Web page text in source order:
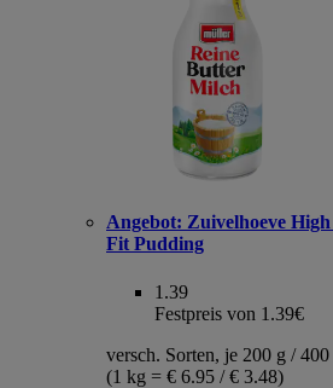
Angebot: Zuivelhoeve
Fit Pudding
1.39
Festpreis von 1.39€
versch. Sorten, je 200 g /
(1 kg = € 6.95 / € 3.48)